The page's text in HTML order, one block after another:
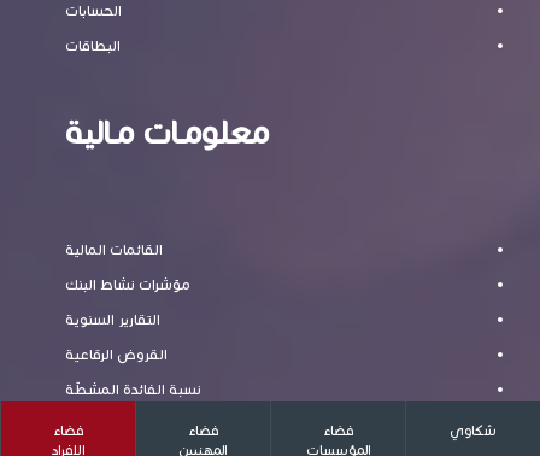
فضاء
الافراد
فضاء
المهنيين
فضاء
المؤسسات
شكاوي
الحسابات
البطاقات
معلومـات مـالية
القائمات المالية
مؤشرات نشاط البنك
التقارير السنوية
القروض الرقاعية
نسبة الفائدة المشطّة